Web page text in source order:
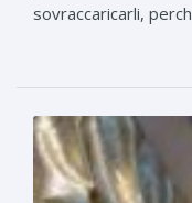
sovraccaricarli,